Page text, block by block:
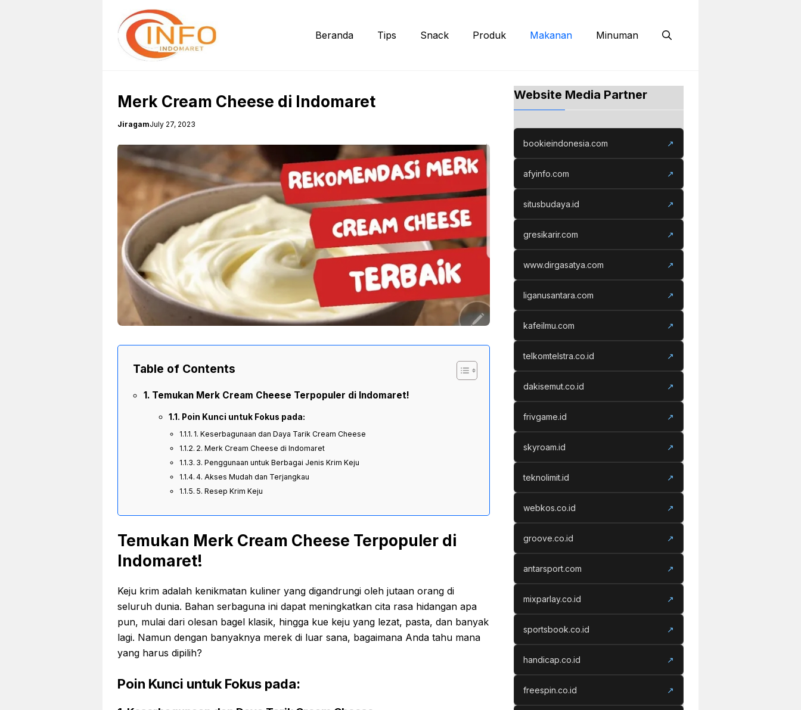
Beranda Tips Snack Produk Makanan Minuman
Merk Cream Cheese di Indomaret
JiragamJuly 27, 2023
Table of Contents
Temukan Merk Cream Cheese Terpopuler di Indomaret!
Poin Kunci untuk Fokus pada:
1. Keserbagunaan dan Daya Tarik Cream Cheese
2. Merk Cream Cheese di Indomaret
3. Penggunaan untuk Berbagai Jenis Krim Keju
4. Akses Mudah dan Terjangkau
5. Resep Krim Keju
Temukan Merk Cream Cheese Terpopuler di
Indomaret!
Keju krim adalah kenikmatan kuliner yang digandrungi oleh jutaan orang di
seluruh dunia. Bahan serbaguna ini dapat meningkatkan cita rasa hidangan apa
pun, mulai dari olesan bagel klasik, hingga kue keju yang lezat, pasta, dan banyak
lagi. Namun dengan banyaknya merek di luar sana, bagaimana Anda tahu mana
yang harus dipilih?
Poin Kunci untuk Fokus pada:
Website Media Partner
bookieindonesia.com ↗
afyinfo.com ↗
situsbudaya.id ↗
gresikarir.com ↗
www.dirgasatya.com ↗
liganusantara.com ↗
kafeilmu.com ↗
telkomtelstra.co.id ↗
dakisemut.co.id ↗
frivgame.id ↗
skyroam.id ↗
teknolimit.id ↗
webkos.co.id ↗
groove.co.id ↗
antarsport.com ↗
mixparlay.co.id ↗
sportsbook.co.id ↗
handicap.co.id ↗
freespin.co.id ↗